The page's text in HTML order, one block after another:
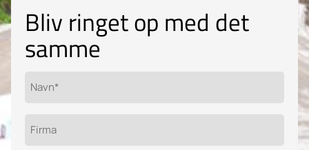
Bliv ringet op med det
samme
(Påkrævet)